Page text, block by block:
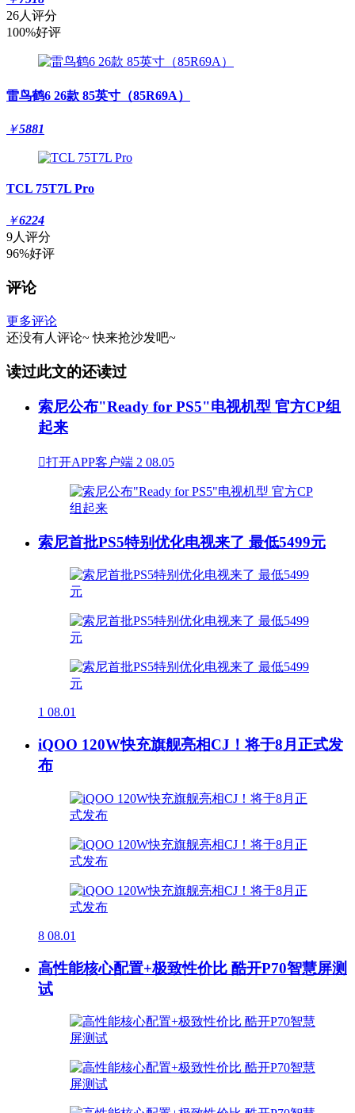
26人评分
100%好评
雷鸟鹤6 26款 85英寸（85R69A）
￥5881
TCL 75T7L Pro
￥6224
9人评分
96%好评
评论
更多评论
还没有人评论~ 快来抢沙发吧~
读过此文的还读过
索尼公布"Ready for PS5"电视机型 官方CP组
起来
打开APP客户端 2 08.05
索尼首批PS5特别优化电视来了 最低5499元
1 08.01
iQOO 120W快充旗舰亮相CJ！将于8月正式发
布
8 08.01
高性能核心配置+极致性价比 酷开P70智慧屏测
试